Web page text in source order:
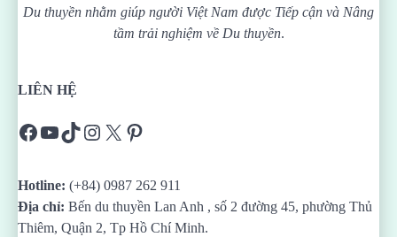
Du thuyền nhằm giúp người Việt Nam được Tiếp cận và Nâng
tầm trải nghiệm về Du thuyền.
LIÊN HỆ
Facebook
YouTube
TikTok
Instagram
X Pinterest
Hotline: (+84) 0987 262 911
Địa chỉ: Bến du thuyền Lan Anh , số 2 đường 45, phường Thủ
Thiêm, Quận 2, Tp Hồ Chí Minh.